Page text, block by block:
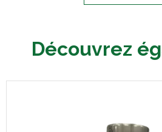
Découvrez